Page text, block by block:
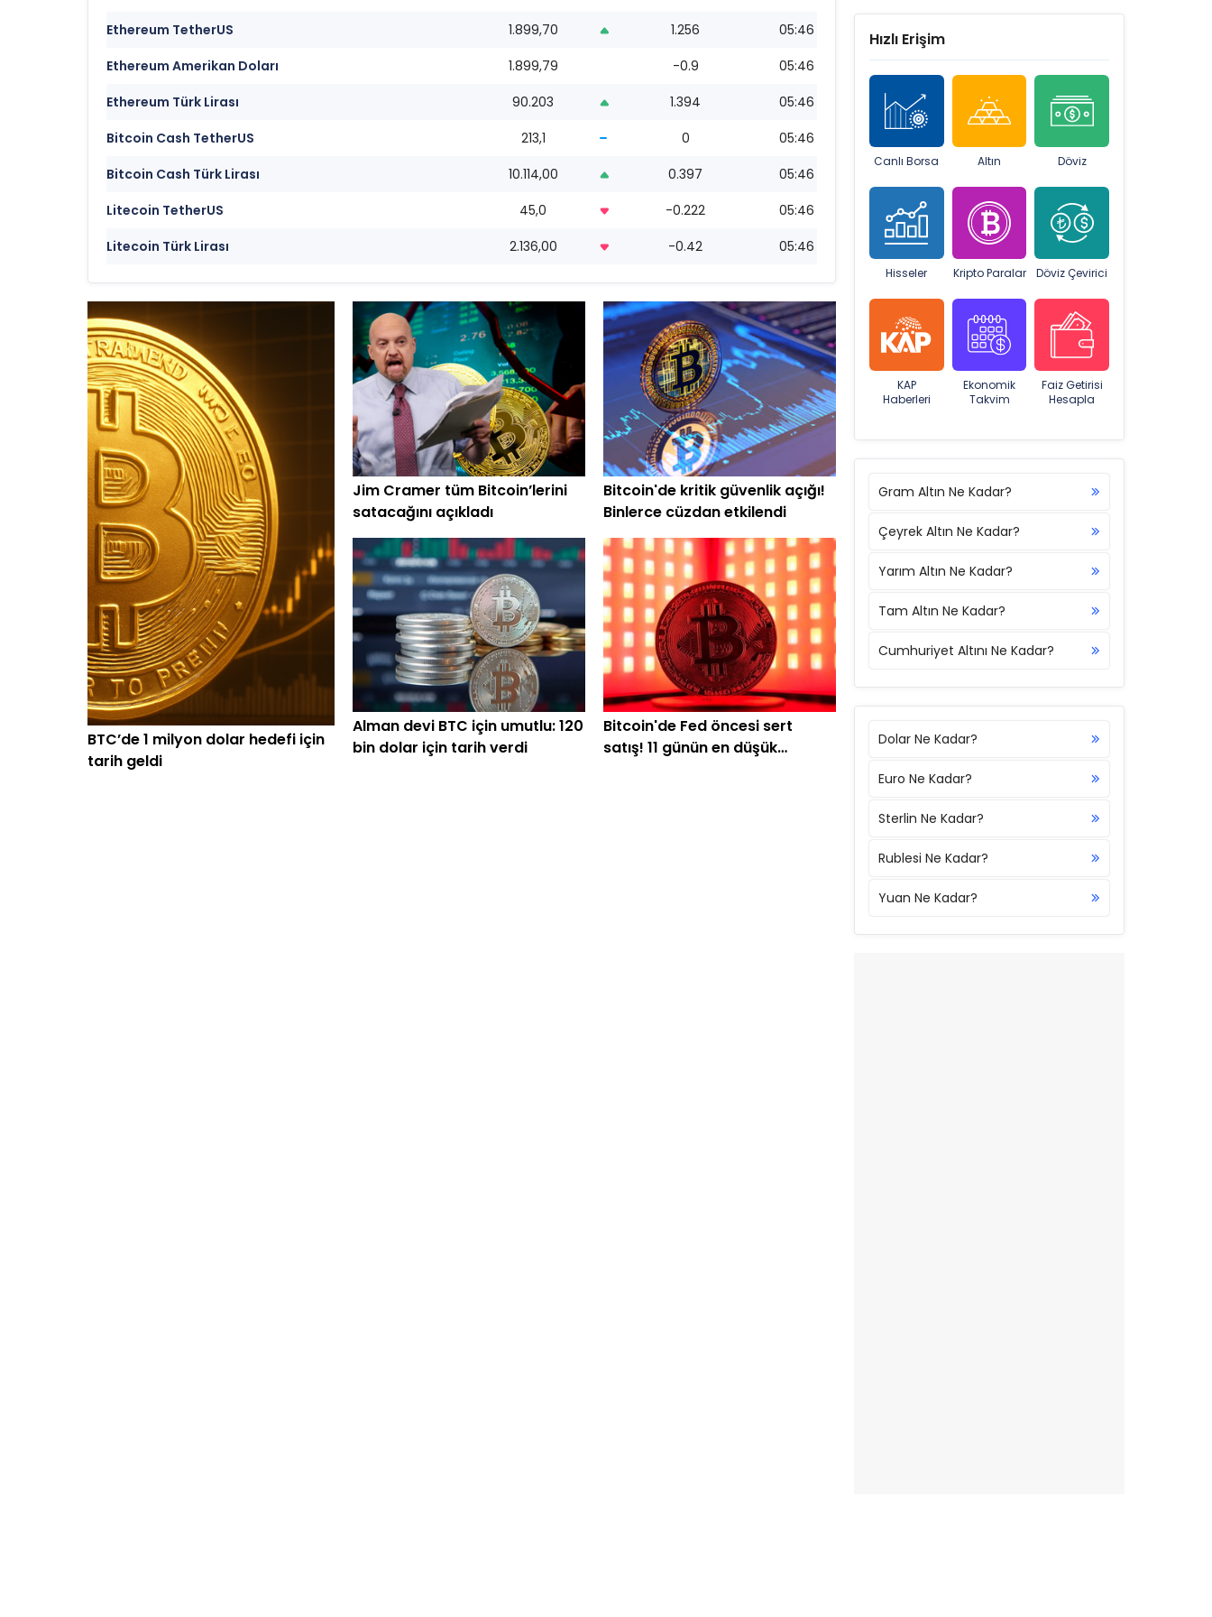
Ethereum TetherUS
1.899,70 1.256
05:46
Ethereum Amerikan Doları
1.899,79 -0.9
05:46
Ethereum Türk Lirası
90.203 1.394
05:46
Bitcoin Cash TetherUS
213,1 0
05:46
Bitcoin Cash Türk Lirası
10.114,00 0.397
05:46
Litecoin TetherUS
45,0 -0.222
05:46
Litecoin Türk Lirası
2.136,00 -0.42 05:46
BTC’de 1 milyon dolar hedefi için
tarih geldi
Jim Cramer tüm Bitcoin’lerini
satacağını açıkladı
Bitcoin'de kritik güvenlik açığı!
Binlerce cüzdan etkilendi
Alman devi BTC için umutlu: 120
bin dolar için tarih verdi
Bitcoin'de Fed öncesi sert
satış! 11 günün en düşük
Hızlı Erişim
Canlı Borsa Altın Döviz
Hisseler Kripto Paralar Döviz Çevirici
KAP
Haberleri
Ekonomik
Takvim
Faiz Getirisi
Hesapla
Gram Altın Ne Kadar?
Çeyrek Altın Ne Kadar?
Yarım Altın Ne Kadar?
Tam Altın Ne Kadar?
Cumhuriyet Altını Ne Kadar?
Dolar Ne Kadar?
Euro Ne Kadar?
Sterlin Ne Kadar?
Rublesi Ne Kadar?
Yuan Ne Kadar?